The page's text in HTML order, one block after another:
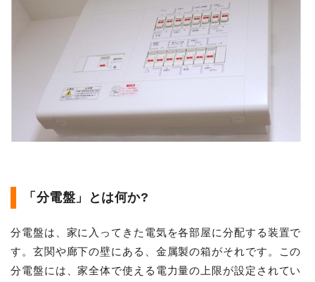
「分電盤」とは何か?
分電盤は、家に入ってきた電気を各部屋に分配する装置で
す。玄関や廊下の壁にある、金属製の箱がそれです。この
分電盤には、家全体で使える電力量の上限が設定されてい